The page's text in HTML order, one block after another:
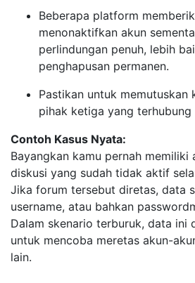
Beberapa platform
menonaktifkan akun
perlindungan penuh, lebih
penghapusan permanen.
Pastikan untuk memutuskan
pihak ketiga yang
Contoh Kasus Nyata:
Bayangkan kamu pernah memiliki
diskusi yang sudah tidak aktif
Jika forum tersebut diretas, data
username, atau bahkan
Dalam skenario terburuk, data ini
untuk mencoba meretas akun-
lain.